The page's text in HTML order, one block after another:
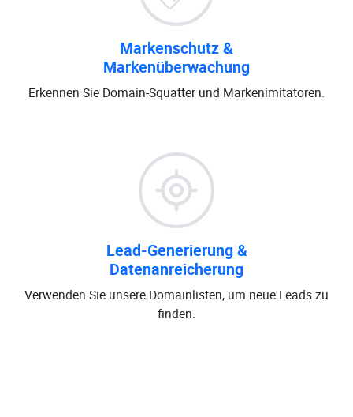
Markenschutz &
Markenüberwachung
Erkennen Sie Domain-Squatter und Markenimitatoren.
Lead-Generierung &
Datenanreicherung
Verwenden Sie unsere Domainlisten, um neue Leads zu
finden.